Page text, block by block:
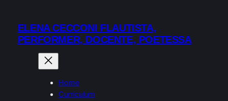
ELENA CECCONI FLAUTISTA,
PERFORMER, DOCENTE, POETESSA
Home
Curriculum